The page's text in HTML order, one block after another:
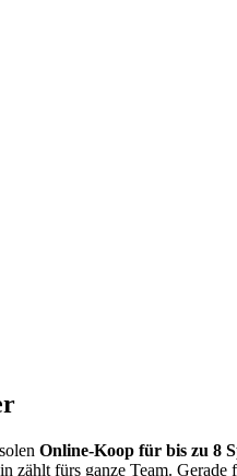
Online-Koop für bis zu 8
zählt fürs ganze Team.